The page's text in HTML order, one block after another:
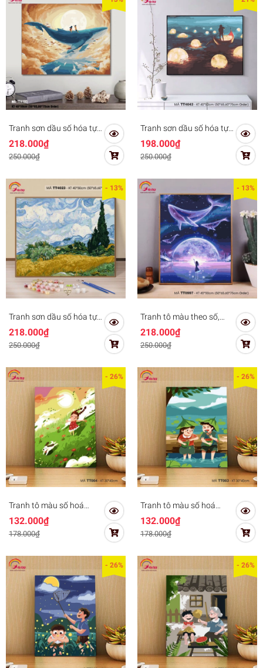
Tranh sơn dầu số hóa tự
tô màu Tranh trừu tượng
cá voi xanh TT4105
218.000₫
250.000₫
Tranh sơn dầu số hóa tự
tô màu Gam trừu tượng
Thuyền ánh sáng TT4043
198.000₫
250.000₫
- 13%
Tranh sơn dầu số hóa tự
tô màu Gam trừu tượng
Van gogh Đồng lúa mì và
cây bách TT4023
218.000₫
250.000₫
- 13%
Tranh tô màu theo số,
tranh số hóa Gam
TT0997
218.000₫
250.000₫
- 26%
Tranh tô màu số hoá
Gam TT00 căng sẵn
khung
132.000₫
178.000₫
- 26%
Tranh tô màu số hoá
Gam TT00 căng sẵn
khung
132.000₫
178.000₫
- 26% - 26%